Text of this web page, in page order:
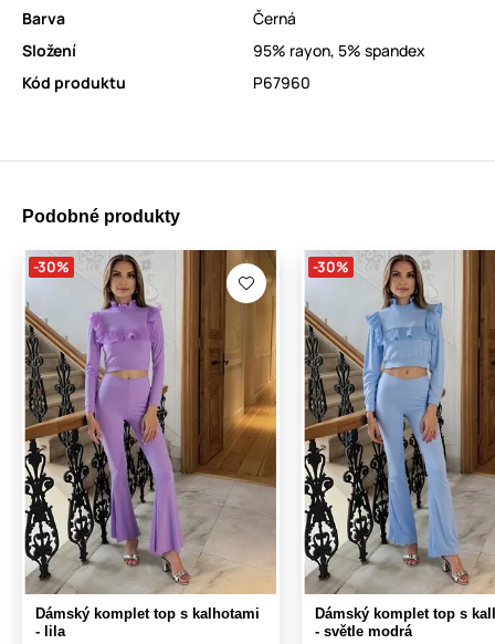
Barva
Černá
Složení
95% rayon, 5% spandex
Kód produktu
P67960
Podobné produkty
-30%
Dámský komplet top s kalhotami
- lila
-30%
Dámský komplet top s
- světle modrá